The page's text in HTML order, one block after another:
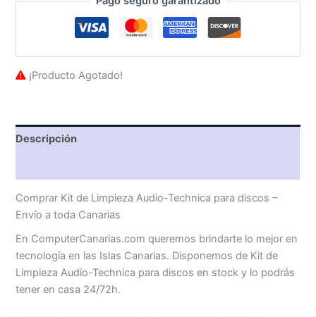
¡Producto Agotado!
Descripción
Comprar Kit de Limpieza Audio-Technica para discos –
Envío a toda Canarias
En ComputerCanarias.com queremos brindarte lo mejor en
tecnología en las Islas Canarias. Disponemos de Kit de
Limpieza Audio-Technica para discos en stock y lo podrás
tener en casa 24/72h.